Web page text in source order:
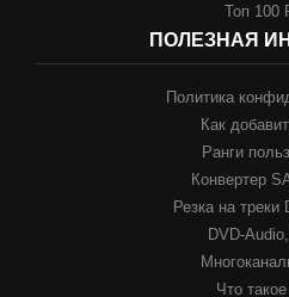
Топ 100
ПОЛЕЗНАЯ
Политика
Как
Ранги
Конвертер
Резка на
DVD-
Что